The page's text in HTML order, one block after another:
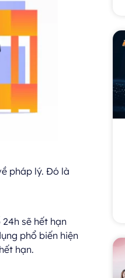
pháp lý. Đó là
sẽ hết hạn
phổ biến hiện
hạn.